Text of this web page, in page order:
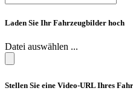
Laden Sie Ihr Fahrzeugbilder hoch
Datei auswählen ...
Stellen Sie eine Video-URL Ihres